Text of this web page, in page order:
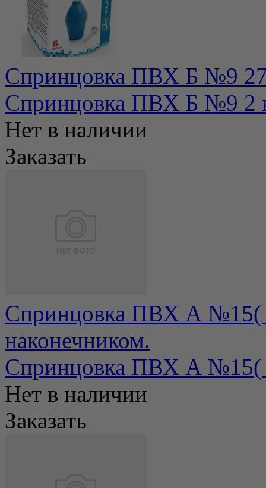
Спринцовка ПВХ Б №9
Спринцовка ПВХ Б №9 2
Нет в наличии
Заказать
Спринцовка ПВХ А №15(
наконечником.
Спринцовка ПВХ А №15(
Нет в наличии
Заказать